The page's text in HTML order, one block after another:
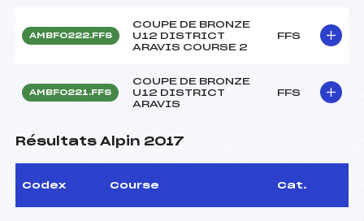
AMBF0222.FFS
COUPE DE BRONZE
U12 DISTRICT
ARAVIS COURSE 2
FFS
AMBF0221.FFS
COUPE DE BRONZE
U12 DISTRICT
ARAVIS
FFS
Résultats Alpin 2017
Codex Course Cat.